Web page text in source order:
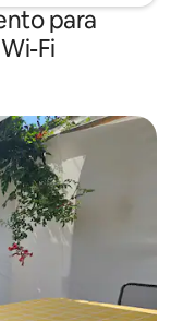
para
Fi